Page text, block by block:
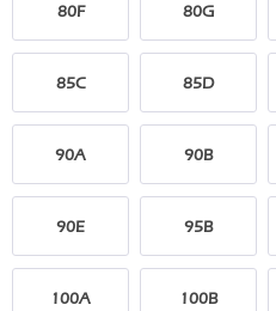
80F 80G
85C 85D
90A 90B
90E 95B
100A 100B